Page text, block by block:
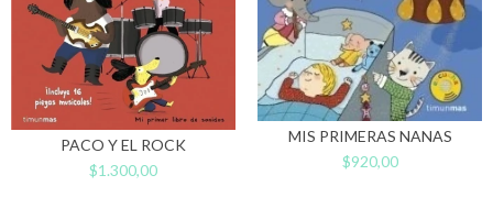
PACO Y EL ROCK
$1.300,00
MIS PRIMERAS NANAS
$920,00